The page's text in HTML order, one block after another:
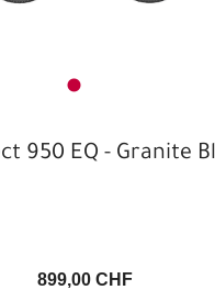
950 EQ - Granite
899,00 CHF